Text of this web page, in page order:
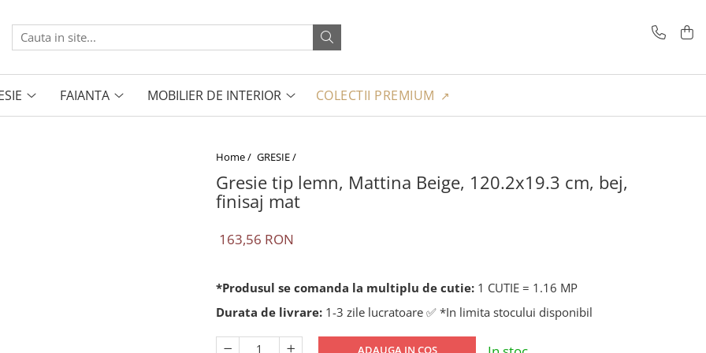
FAIANTA MOBILIER DE INTERIOR COLECTII PREMIUM
Home / GRESIE /
Gresie tip lemn, Mattina Beige, 120.2x19.3 cm, bej,
finisaj mat
163,56 RON
*Produsul se comanda la multiplu de cutie: 1 CUTIE = 1.16 MP
Durata de livrare: 1-3 zile lucratoare ✅ *In limita stocului disponibil
ADAUGA IN COS